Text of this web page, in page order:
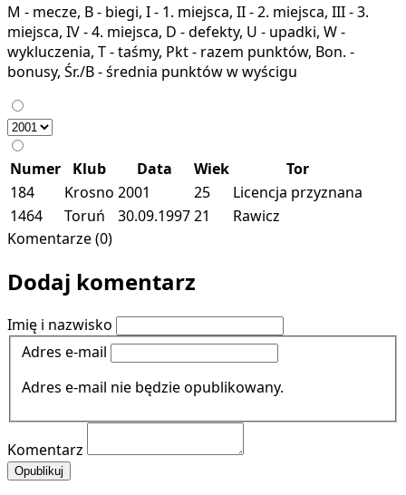
M - mecze, B - biegi, I - 1. miejsca, II - 2. miejsca, III - 3.
miejsca, IV - 4. miejsca, D - defekty, U - upadki, W -
wykluczenia, T - taśmy, Pkt - razem punktów, Bon. -
bonusy, Śr./B - średnia punktów w wyścigu
Numer Klub Data Wiek
Tor
184
Krosno 2001 25
Licencja przyznana
1464
Toruń 30.09.199721
Rawicz
Komentarze (0)
Dodaj komentarz
Imię i nazwisko
Adres e-mail
Adres e-mail nie będzie opublikowany.
Komentarz
Opublikuj